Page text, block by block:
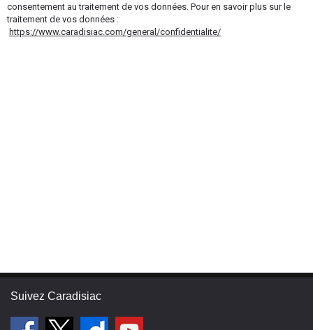
consentement au traitement de vos données. Pour en savoir plus sur le
traitement de vos données :
https://www.caradisiac.com/general/confidentialite/
Suivez Caradisiac